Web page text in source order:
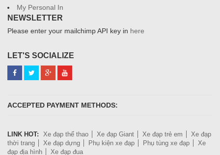
My Personal In
NEWSLETTER
Please enter your mailchimp API key in here
LET'S SOCIALIZE
ACCEPTED PAYMENT METHODS:
LINK HOT: Xe đạp thể thao Xe đạp Giant Xe đạp trẻ em
Xe đạp
thời trang
Xe đạp dựng Phụ kiện xe đạp Phụ tùng xe đạp
Xe
đạp địa hình
Xe đạp đua